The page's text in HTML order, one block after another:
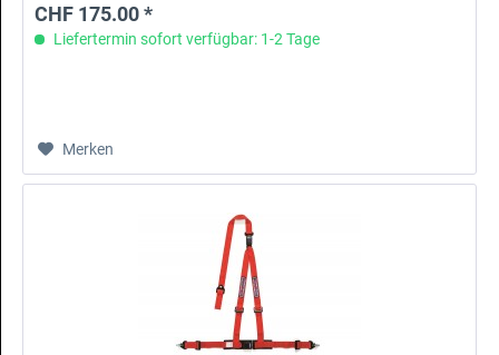
CHF 175.00 *
Liefertermin sofort verfügbar: 1-2 Tage
Merken